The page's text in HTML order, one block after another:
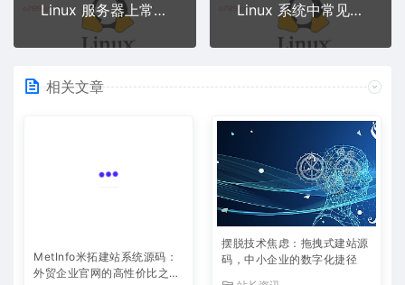
Linux 服务器上常见的数据库故障及修复方法是什么？
Linux 系统中常见的文件权限问题及解决办法是什么？
相关文章
MetInfo米拓建站系统源码：
外贸企业官网的高性价比之
摆脱技术焦虑：拖拽式建站源
码，中小企业的数字化捷径